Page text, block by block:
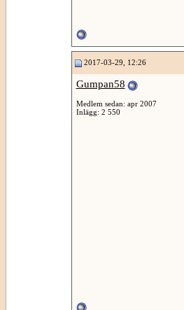
2017-03-29, 12:26
Gumpan58
Medlem sedan: apr 2007
Inlägg: 2 550